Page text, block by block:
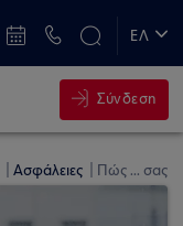
ΕΛ
Σύνδεση
Ασφάλειες Πώς ... σας